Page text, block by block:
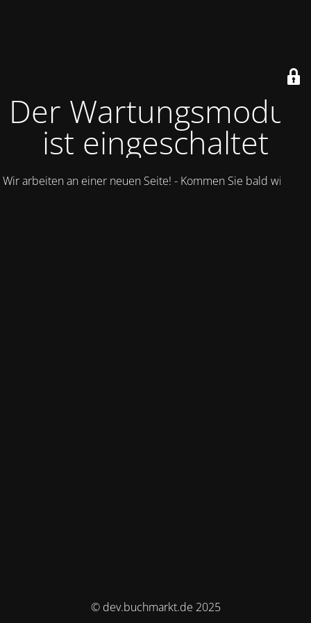
Der Wartungsmodus
ist eingeschaltet
Wir arbeiten an einer neuen Seite! - Kommen Sie bald wieder.
© dev.buchmarkt.de 2025